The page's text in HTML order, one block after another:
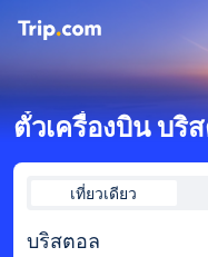
ตั๋วเครื่องบิน บริ
เที่ยวเดียว
บริสตอล